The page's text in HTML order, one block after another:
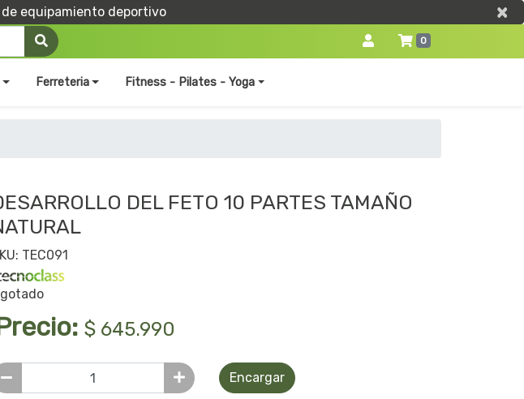
equipamiento deportivo ×
×
0
Ferreteria Fitness - Pilates - Yoga
DEL FETO 10 PARTES TAMAÑO
TEC091
$ 645.990
Encargar